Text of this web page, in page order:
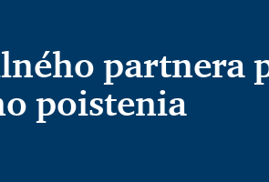
partnera
poistenia